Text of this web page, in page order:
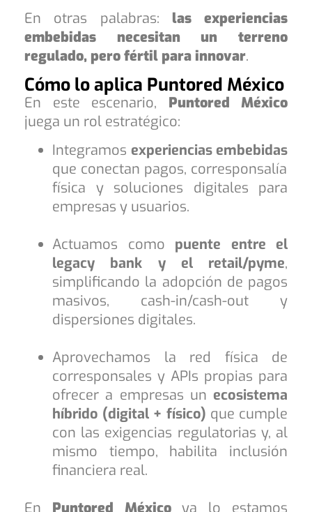
En otras palabras: las experiencias
embebidas necesitan un terreno
regulado, pero fértil para innovar.
Cómo lo aplica Puntored México
En este escenario, Puntored México
juega un rol estratégico:
Integramos experiencias embebidas
que conectan pagos, corresponsalía
física y soluciones digitales para
empresas y usuarios.
Actuamos como puente entre el
legacy bank y el retail/pyme,
simplificando la adopción de pagos
masivos, cash-in/cash-out y
dispersiones digitales.
Aprovechamos la red física de
corresponsales y APIs propias para
ofrecer a empresas un ecosistema
híbrido (digital + físico) que cumple
con las exigencias regulatorias y, al
mismo tiempo, habilita inclusión
financiera real.
En Puntored Méxicoya lo estamos